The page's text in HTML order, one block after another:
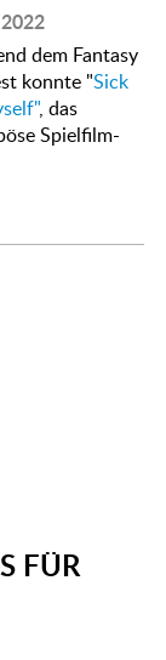
dem Fantasy
konnte "Sick
, das
Spielfilm-
FÜR